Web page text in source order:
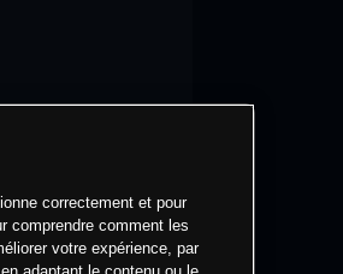
correctement et pour
comprendre comment les
votre expérience, par